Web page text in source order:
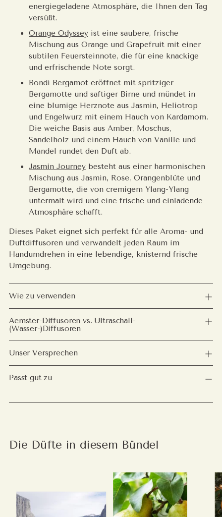
energiegeladene Atmosphäre, die Ihnen den Tag
versüßt.
Orange Odyssey ist eine saubere, frische
Mischung aus Orange und Grapefruit mit einer
subtilen Feuersteinnote, die für eine knackige
und erfrischende Note sorgt.
Bondi Bergamot eröffnet mit spritziger
Bergamotte und saftiger Birne und mündet in
eine blumige Herznote aus Jasmin, Heliotrop
und Engelwurz mit einem Hauch von Kardamom.
Die weiche Basis aus Amber, Moschus,
Sandelholz und einem Hauch von Vanille und
Mandel rundet den Duft ab.
Jasmin Journey besteht aus einer harmonischen
Mischung aus Jasmin, Rose, Orangenblüte und
Bergamotte, die von cremigem Ylang-Ylang
untermalt wird und eine frische und einladende
Atmosphäre schafft.
Dieses Paket eignet sich perfekt für alle Aroma- und
Duftdiffusoren und verwandelt jeden Raum im
Handumdrehen in eine lebendige, knisternd frische
Umgebung.
Wie zu verwenden
Aemster-Diffusoren vs. Ultraschall-
(Wasser-)Diffusoren
Unser Versprechen
Passt gut zu
Die Düfte in diesem Bündel